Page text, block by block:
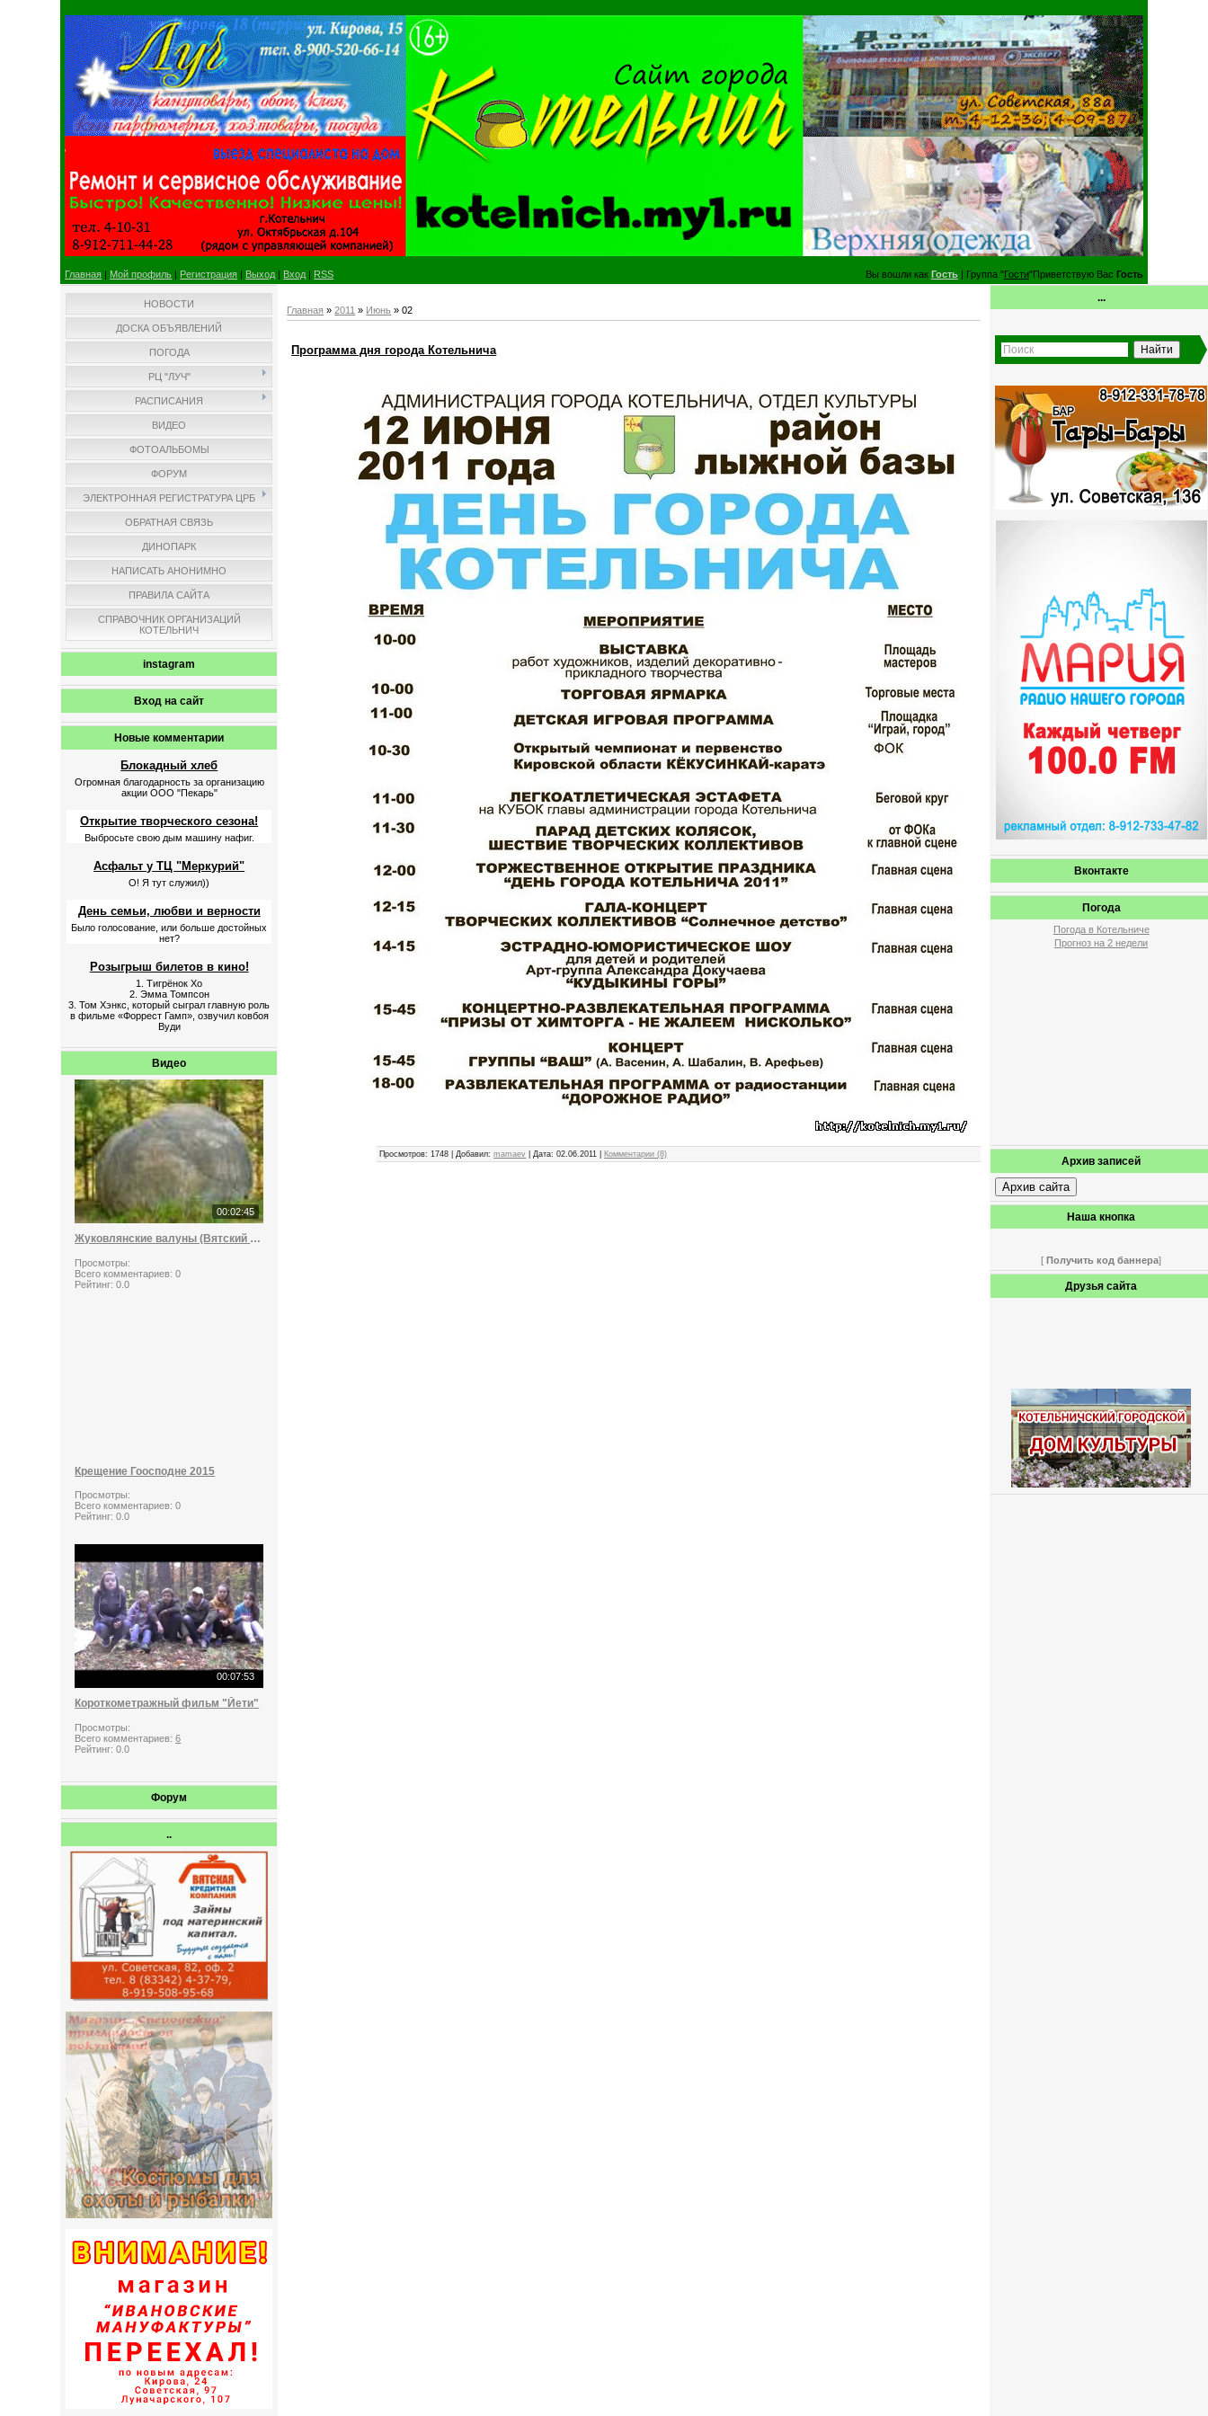
Главная | Мой профиль | Регистрация | Выход | Вход | RSS Вы вошли как Гость| Группа "Гости"Приветствую Вас Гость
НОВОСТИ
ДОСКА ОБЪЯВЛЕНИЙ
ПОГОДА
РЦ "ЛУЧ"
РАСПИСАНИЯ
ВИДЕО
ФОТОАЛЬБОМЫ
ФОРУМ
ЭЛЕКТРОННАЯ РЕГИСТРАТУРА ЦРБ
ОБРАТНАЯ СВЯЗЬ
ДИНОПАРК
НАПИСАТЬ АНОНИМНО
ПРАВИЛА САЙТА
СПРАВОЧНИК ОРГАНИЗАЦИЙ
КОТЕЛЬНИЧ
instagram
Вход на сайт
Новые комментарии
Блокадный хлеб
Огромная благодарность за организацию
акции ООО "Пекарь"
Открытие творческого сезона!
Выбросьте свою дым машину нафиг.
Асфальт у ТЦ "Меркурий"
О! Я тут служил))
День семьи, любви и верности
Было голосование, или больше достойных
нет?
Розыгрыш билетов в кино!
1. Тигрёнок Хо
2. Эмма Томпсон
3. Том Хэнкс, который сыграл главную роль
в фильме «Форрест Гамп», озвучил ковбоя
Вуди
Видео
00:02:45
Жуковлянские валуны (Вятский стоунхендж)
Просмотры:
Всего комментариев:0
Рейтинг:0.0
Крещение Гоосподне 2015
Просмотры:
Всего комментариев:0
Рейтинг:0.0
00:07:53
Короткометражный фильм "Йети"
Просмотры:
Всего комментариев:6
Рейтинг:0.0
Форум
..
Главная »2011 » Июнь » 02
Программа дня города Котельнича
Просмотров: 1748 | Добавил:mamaev | Дата:02.06.2011 Комментарии (8)
...
Вконтакте
Погода
Погода в Котельниче
Прогноз на 2 недели
Архив записей
Архив сайта
Наша кнопка
[ Получить код баннера]
Друзья сайта